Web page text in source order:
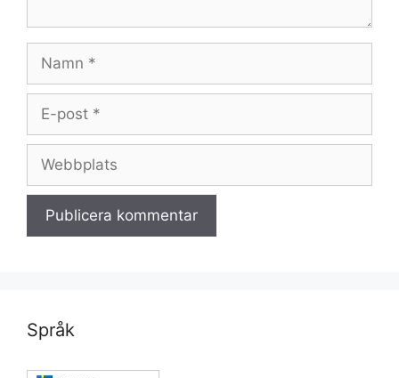
Namn
Webbplats
Språk